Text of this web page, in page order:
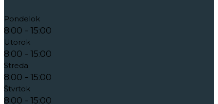
Pondelok
8:00 - 15:00
Utorok
8:00 - 15:00
Streda
8:00 - 15:00
Štvrtok
8:00 - 15:00